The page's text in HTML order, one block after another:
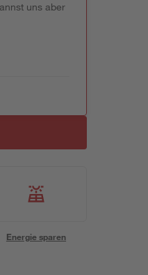
uns aber
Energie sparen